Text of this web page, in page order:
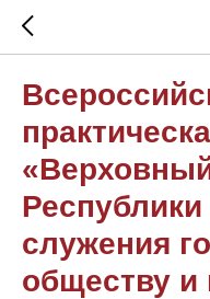
служения
обществу и